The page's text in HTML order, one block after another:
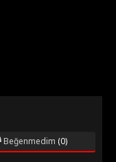
Beğenmedim (0)